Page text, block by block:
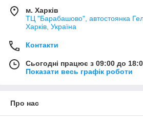
м. Харків
ТЦ "Барабашово", автостоянка
Харків, Україна
Контакти
Сьогодні працює з 09:00 до
Показати весь графік роботи
Про нас